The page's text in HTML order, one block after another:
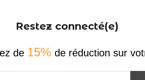
Restez connecté(e)
de 15% de réduction sur